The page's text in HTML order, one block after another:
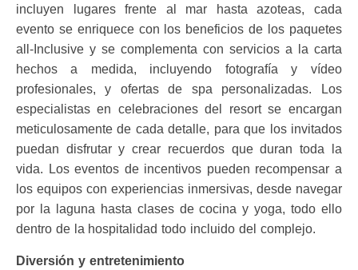
incluyen lugares frente al mar hasta azoteas, cada
evento se enriquece con los beneficios de los paquetes
all-Inclusive y se complementa con servicios a la carta
hechos a medida, incluyendo fotografía y vídeo
profesionales, y ofertas de spa personalizadas. Los
especialistas en celebraciones del resort se encargan
meticulosamente de cada detalle, para que los invitados
puedan disfrutar y crear recuerdos que duran toda la
vida. Los eventos de incentivos pueden recompensar a
los equipos con experiencias inmersivas, desde navegar
por la laguna hasta clases de cocina y yoga, todo ello
dentro de la hospitalidad todo incluido del complejo.
Diversión y entretenimiento